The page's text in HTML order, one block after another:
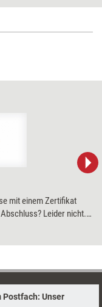
mit einem Zertifikat
Leider nicht.
Postfach: Unser